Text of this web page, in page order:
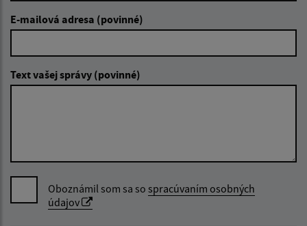
E-mailová adresa (povinné)
Text vašej správy (povinné)
Oboznámil som sa so spracúvaním osobných
údajov